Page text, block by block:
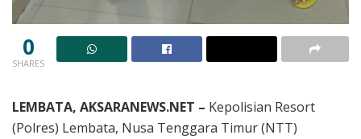
0
SHARES
LEMBATA, AKSARANEWS.NET – Kepolisian Resort
(Polres) Lembata, Nusa Tenggara Timur (NTT)